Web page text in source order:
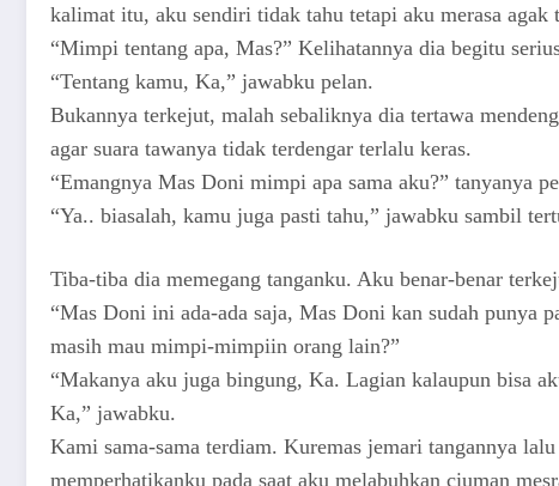
kalimat itu, aku sendiri tidak tahu tetapi aku merasa agak
“Mimpi tentang apa, Mas?” Kelihatannya dia begitu
“Tentang kamu, Ka,” jawabku pelan.
Bukannya terkejut, malah sebaliknya dia tertawa
agar suara tawanya tidak terdengar terlalu keras.
“Emangnya Mas Doni mimpi apa sama aku?” tanyanya
“Ya.. biasalah, kamu juga pasti tahu,” jawabku sambil
Tiba-tiba dia memegang tanganku. Aku benar-benar
“Mas Doni ini ada-ada saja, Mas Doni kan sudah punya
masih mau mimpi-mimpiin orang lain?”
“Makanya aku juga bingung, Ka. Lagian kalaupun bisa
Ka,” jawabku.
Kami sama-sama terdiam. Kuremas jemari tangannya
memperhatikanku pada saat aku melabuhkan ciuman